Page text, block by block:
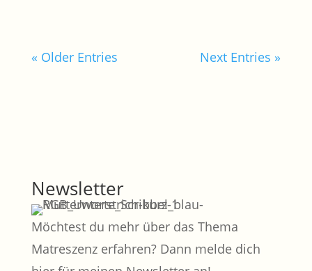
« Older Entries Next Entries »
Newsletter
Möchtest du mehr über das Thema
Matreszenz erfahren? Dann melde dich